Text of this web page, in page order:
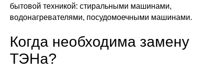
бытовой техникой: стиральными машинами,
водонагревателями, посудомоечными машинами.
Когда необходима замену
ТЭНа?